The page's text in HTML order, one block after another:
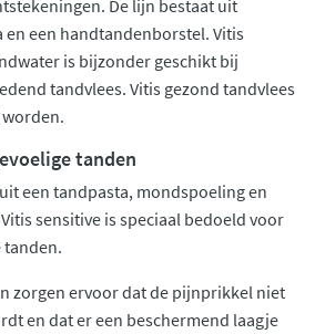
De lijn bestaat uit
een handtandenborstel. Vitis
is bijzonder geschikt bij
tandvlees. Vitis gezond tandvlees
tanden
een tandpasta, mondspoeling en
sensitive is speciaal bedoeld voor
tanden.
zorgen ervoor dat de pijnprikkel niet
en dat er een beschermend laagje